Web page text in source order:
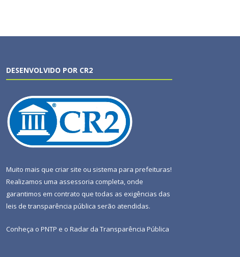
DESENVOLVIDO POR CR2
Muito mais que criar site ou sistema para prefeituras!
Realizamos uma assessoria completa, onde
garantimos em contrato que todas as exigências das
leis de transparência pública serão atendidas.
Conheça o PNTP e o Radar da Transparência Pública